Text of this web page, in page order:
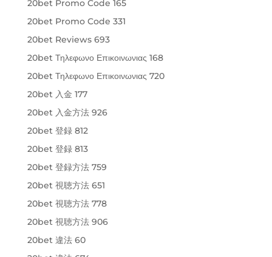
20bet Promo Code 165
20bet Promo Code 331
20bet Reviews 693
20bet Τηλεφωνο Επικοινωνιας 168
20bet Τηλεφωνο Επικοινωνιας 720
20bet 入金 177
20bet 入金方法 926
20bet 登録 812
20bet 登録 813
20bet 登録方法 759
20bet 視聴方法 651
20bet 視聴方法 778
20bet 視聴方法 906
20bet 違法 60